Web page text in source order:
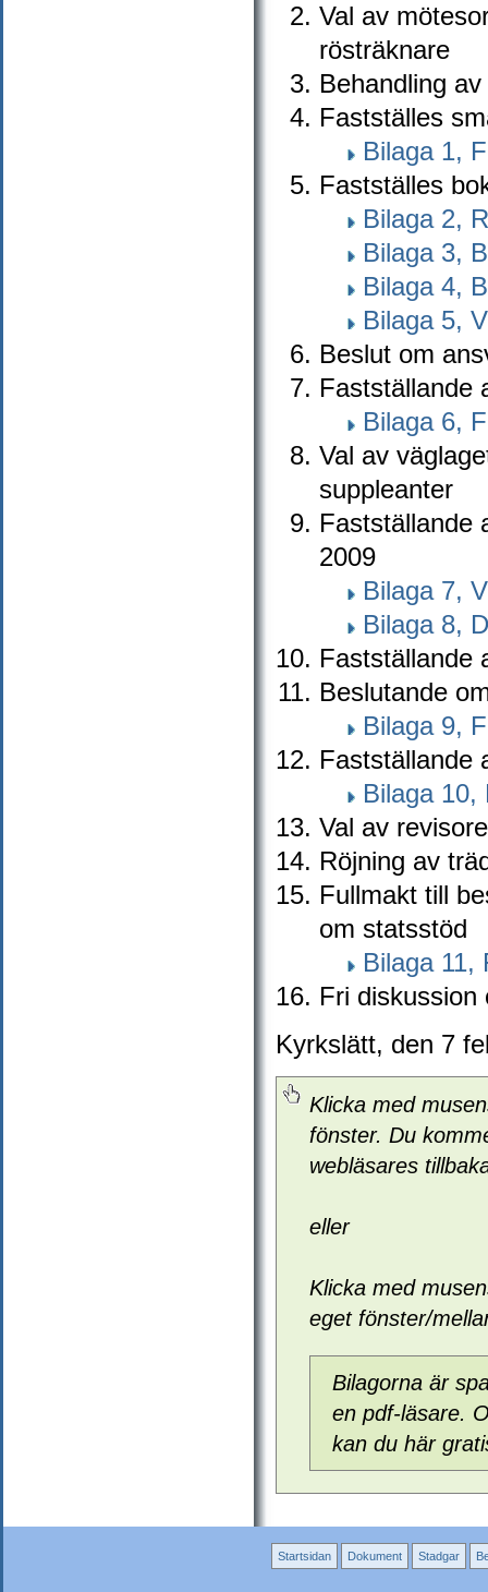
Val av
rösträknare
Behandling
Fastställes
Bilaga 1,
Fastställes
Bilaga 2,
Bilaga 3,
Bilaga 4,
Bilaga 5,
Beslut om
Fastställande
Bilaga 6,
Val av
suppleanter
Fastställande
2009
Bilaga 7,
Bilaga 8,
Fastställande
Beslutande
Bilaga 9,
Fastställande
Bilaga 10,
Val av
Röjning av
Fullmakt till
om statsstöd
Bilaga
Fri
Kyrkslätt, den 7
Klicka med
fönster. Du
webläsares
eller
Klicka med
eget fönster/
Bilagorna är
en pdf-läsare.
kan du här
Startsidan Dokument Stadgar